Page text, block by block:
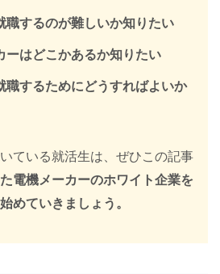
職するのが難しいか知りたい
ーはどこかあるか知りたい
職するためにどうすればよいか
ている就活生は、ぜひこの記事
電機メーカーのホワイト企業を
めていきましょう。